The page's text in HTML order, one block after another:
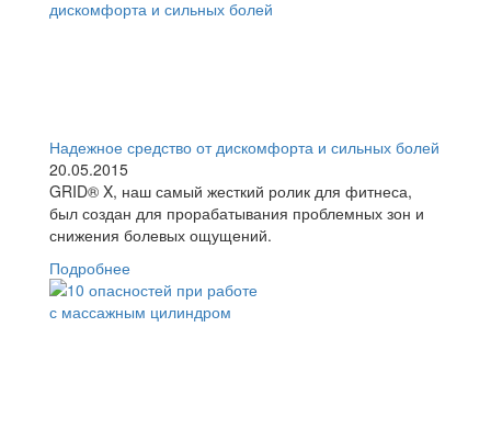
Надежное средство от дискомфорта и сильных болей
20.05.2015
GRID® X, наш самый жесткий ролик для фитнеса,
был создан для прорабатывания проблемных зон и
снижения болевых ощущений.
Подробнее